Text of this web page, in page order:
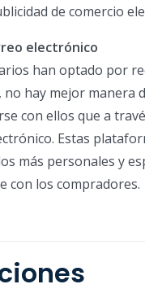
de comercio
electrónico
han optado por
no hay mejor manera
con ellos que a
Estas
más personales y
con los compradores.